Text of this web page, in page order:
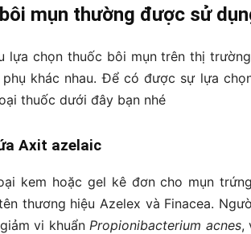
mụn thường được sử
lựa chọn thuốc bôi mụn trên thị
khác nhau. Để có được sự lựa
thuốc dưới đây bạn nhé
Axit azelaic
kem hoặc gel kê đơn cho mụn
thương hiệu Azelex và Finacea.
vi khuẩn Propionibacterium acnes,